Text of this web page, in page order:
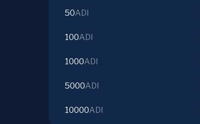
50ADI
100ADI
1000ADI
5000ADI
10000ADI